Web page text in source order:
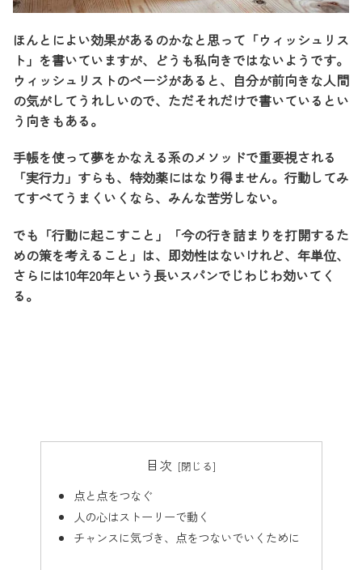
ほんとによい効果があるのかなと思って「ウィッシュリス
ト」を書いていますが、どうも私向きではないようです。
ウィッシュリストのページがあると、自分が前向きな人間
の気がしてうれしいので、ただそれだけで書いているとい
う向きもある。
手帳を使って夢をかなえる系のメソッドで重要視される
「実行力」すらも、特効薬にはなり得ません。行動してみ
てすべてうまくいくなら、みんな苦労しない。
でも「行動に起こすこと」「今の行き詰まりを打開するた
めの策を考えること」は、即効性はないけれど、年単位、
さらには10年20年という長いスパンでじわじわ効いてく
る。
目次
点と点をつなぐ
人の心はストーリーで動く
チャンスに気づき、点をつないでいくために